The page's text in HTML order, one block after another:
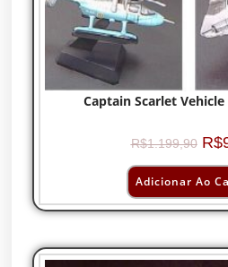
Captain Scarlet
R$1.199,90 R$
Adicionar Ao